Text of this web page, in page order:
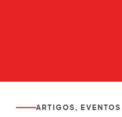
ARTIGOS,